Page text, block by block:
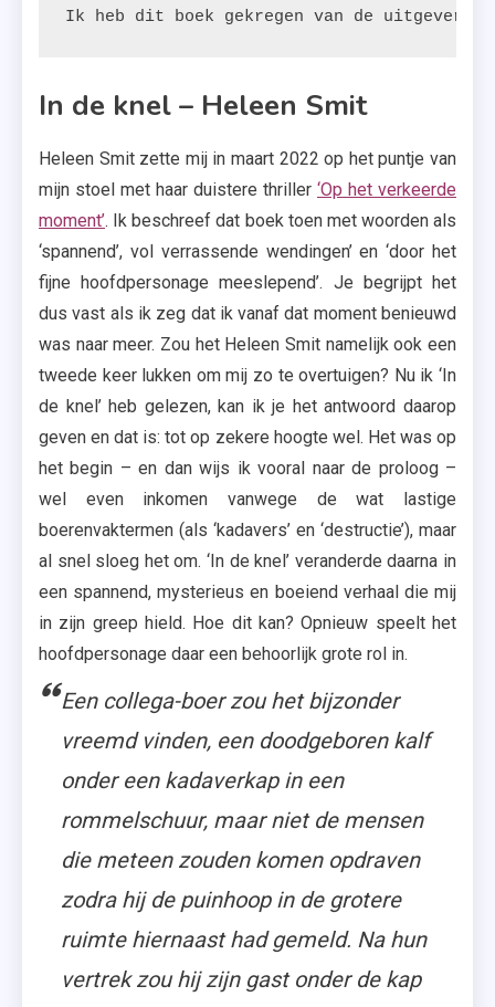
Ik heb dit boek gekregen van de
In de knel – Heleen Smit
Heleen Smit zette mij in maart 2022 op het puntje van
mijn stoel met haar duistere thriller ‘Op het verkeerde
moment’. Ik beschreef dat boek toen met woorden als
‘spannend’, vol verrassende wendingen’ en ‘door het
fijne hoofdpersonage meeslepend’. Je begrijpt het
dus vast als ik zeg dat ik vanaf dat moment benieuwd
was naar meer. Zou het Heleen Smit namelijk ook een
tweede keer lukken om mij zo te overtuigen? Nu ik ‘In
de knel’ heb gelezen, kan ik je het antwoord daarop
geven en dat is: tot op zekere hoogte wel. Het was op
het begin – en dan wijs ik vooral naar de proloog –
wel even inkomen vanwege de wat lastige
boerenvaktermen (als ‘kadavers’ en ‘destructie’), maar
al snel sloeg het om. ‘In de knel’ veranderde daarna in
een spannend, mysterieus en boeiend verhaal die mij
in zijn greep hield. Hoe dit kan? Opnieuw speelt het
hoofdpersonage daar een behoorlijk grote rol in.
Een collega-boer zou het bijzonder
vreemd vinden, een doodgeboren kalf
onder een kadaverkap in een
rommelschuur, maar niet de mensen
die meteen zouden komen opdraven
zodra hij de puinhoop in de grotere
ruimte hiernaast had gemeld. Na hun
vertrek zou hij zijn gast onder de kap